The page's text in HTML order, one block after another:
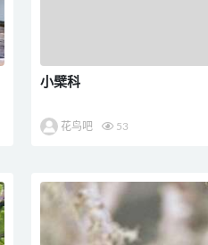
小檗科
花鸟吧 53